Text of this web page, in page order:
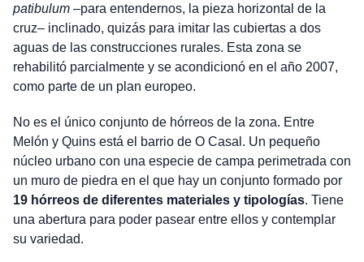
patibulum–para entendernos, la pieza horizontal de la
cruz– inclinado, quizás para imitar las cubiertas a dos
aguas de las construcciones rurales. Esta zona se
rehabilitó parcialmente y se acondicionó en el año 2007,
como parte de un plan europeo.
No es el único conjunto de hórreos de la zona. Entre
Melón y Quins está el barrio de O Casal. Un pequeño
núcleo urbano con una especie de campa perimetrada con
un muro de piedra en el que hay un conjunto formado por
19 hórreos de diferentes materiales y tipologías. Tiene
una abertura para poder pasear entre ellos y contemplar
su variedad.